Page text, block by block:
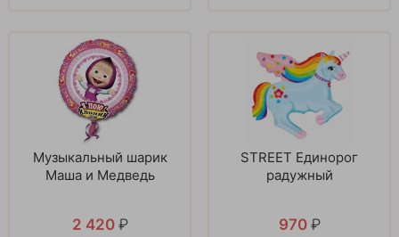
Музыкальный шарик
Маша и Медведь
2 420 ₽
STREET Единорог
радужный
970 ₽